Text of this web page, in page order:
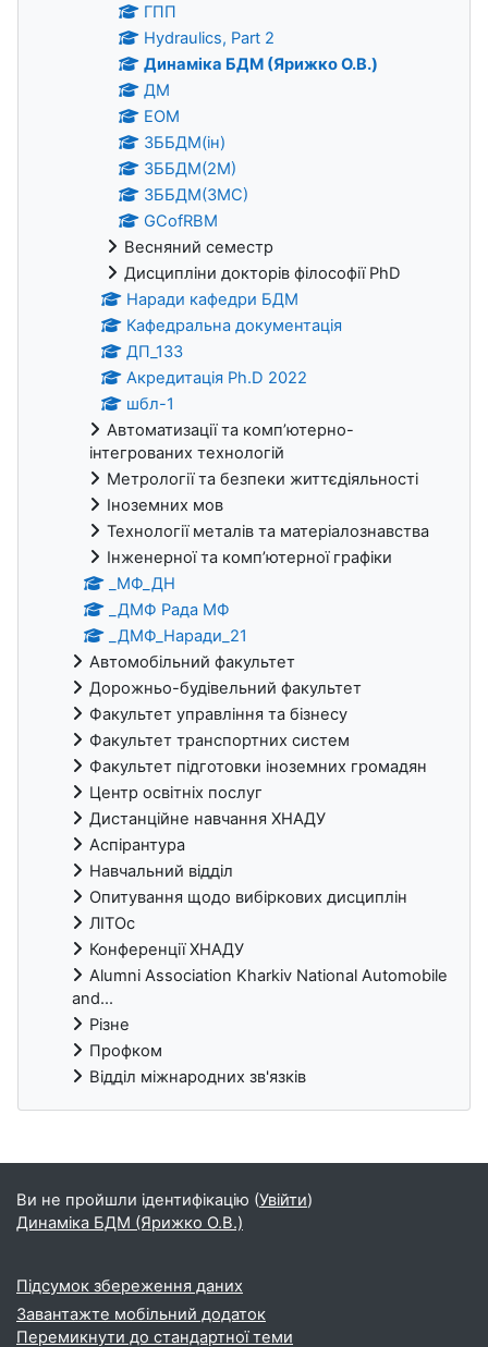
ГПП
Hydraulics, Part 2
Динаміка БДМ (Ярижко О.В.)
ДМ
ЕОМ
ЗББДМ(ін)
ЗББДМ(2М)
ЗББДМ(3МС)
GCofRBM
Весняний семестр
Дисципліни докторів філософії PhD
Наради кафедри БДМ
Кафедральна документація
ДП_133
Акредитація Ph.D 2022
шбл-1
Автоматизації та комп’ютерно-
інтегрованих технологій
Метрології та безпеки життєдіяльності
Іноземних мов
Технології металів та матеріалознавства
Інженерної та комп’ютерної графіки
_МФ_ДН
_ДМФ Рада МФ
_ДМФ_Наради_21
Автомобільний факультет
Дорожньо-будівельний факультет
Факультет управління та бізнесу
Факультет транспортних систем
Факультет підготовки іноземних громадян
Центр освітніх послуг
Дистанційне навчання ХНАДУ
Аспірантура
Навчальний відділ
Опитування щодо вибіркових дисциплін
ЛІТОс
Конференції ХНАДУ
Alumni Association Kharkiv National Automobile
and...
Різне
Профком
Відділ міжнародних зв'язків
Blocks
Ви не пройшли ідентифікацію (Увійти)
Динаміка БДМ (Ярижко О.В.)
Підсумок збереження даних
Завантажте мобільний додаток
Перемикнути до стандартної теми